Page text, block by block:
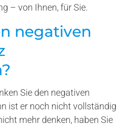
– von Ihnen, für Sie.
negativen
Sie den negativen
ist er noch nicht vollständig
mehr denken, haben Sie